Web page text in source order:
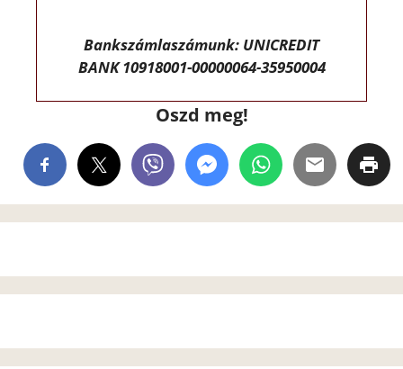
Bankszámlaszámunk: UNICREDIT
BANK 10918001-00000064-35950004
Oszd meg!